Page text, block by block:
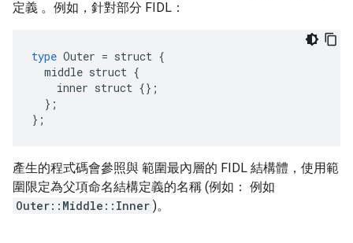
定義 。例如，針對部分 FIDL：
type Outer = struct {
middle struct {
inner struct {};
};
};
產生的程式碼會參照與 範圍最內層的 FIDL 結構體，使用範
圍限定為父項命名結構定義的名稱 (例如： 例如
Outer::Middle::Inner )。